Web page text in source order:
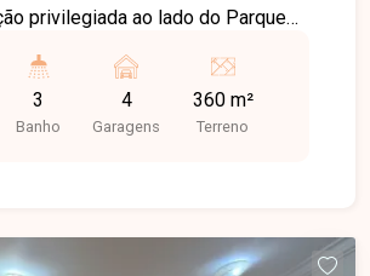
privilegiada ao lado do Parque
principais avenidas, rodovias e
além de estar próximo a escolas,
comércios e diversos
estrutura esportiva e
3
Banho
4
Garagens
360 m²
Terreno